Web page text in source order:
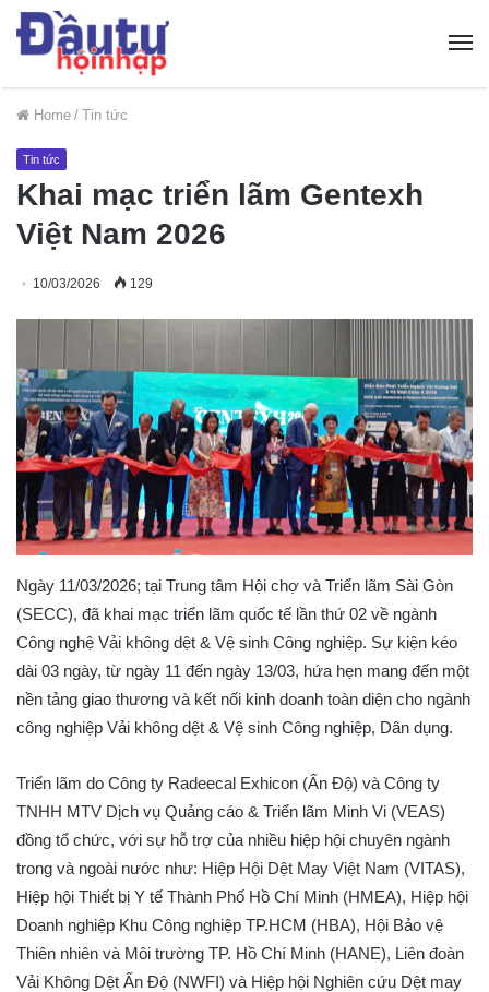
Home / Tin tức
Tin tức
Khai mạc triển lãm Gentexh
Việt Nam 2026
10/03/2026 129
Ngày 11/03/2026; tại Trung tâm Hội chợ và Triển lãm Sài Gòn
(SECC), đã khai mạc triển lãm quốc tế lần thứ 02 về ngành
Công nghệ Vải không dệt & Vệ sinh Công nghiệp. Sự kiện kéo
dài 03 ngày, từ ngày 11 đến ngày 13/03, hứa hẹn mang đến một
nền tảng giao thương và kết nối kinh doanh toàn diện cho ngành
công nghiệp Vải không dệt & Vệ sinh Công nghiệp, Dân dụng.
Triển lãm do Công ty Radeecal Exhicon (Ấn Độ) và Công ty
TNHH MTV Dịch vụ Quảng cáo & Triển lãm Minh Vi (VEAS)
đồng tổ chức, với sự hỗ trợ của nhiều hiệp hội chuyên ngành
trong và ngoài nước như: Hiệp Hội Dệt May Việt Nam (VITAS),
Hiệp hội Thiết bị Y tế Thành Phố Hồ Chí Minh (HMEA), Hiệp hội
Doanh nghiệp Khu Công nghiệp TP.HCM (HBA), Hội Bảo vệ
Thiên nhiên và Môi trường TP. Hồ Chí Minh (HANE), Liên đoàn
Vải Không Dệt Ấn Độ (NWFI) và Hiệp hội Nghiên cứu Dệt may